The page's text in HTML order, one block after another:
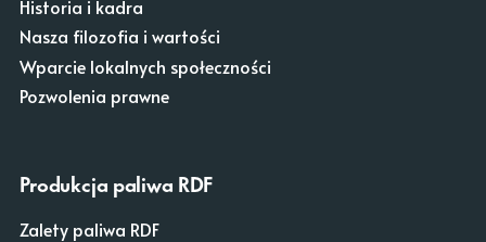
Historia i kadra
Nasza filozofia i wartości
Wparcie lokalnych społeczności
Pozwolenia prawne
Produkcja paliwa RDF
Zalety paliwa RDF